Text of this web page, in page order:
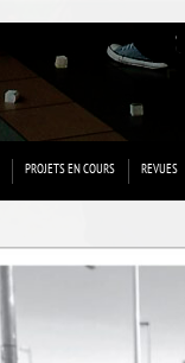
PROJETS EN COURS REVUES